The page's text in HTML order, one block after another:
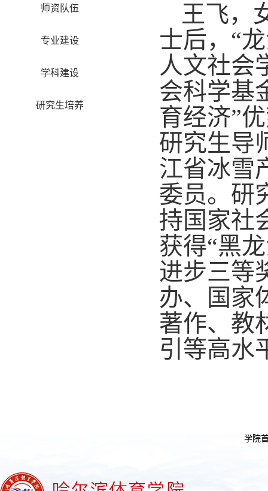
师资队伍
专业建设
学科建设
研究生培养
王飞，
士后，“
人文社会
会科学基
育经济”
研究生导
江省冰雪
委员。研
持国家社
获得“黑
进步三等
办、国家
著作、教
引等高水
学院